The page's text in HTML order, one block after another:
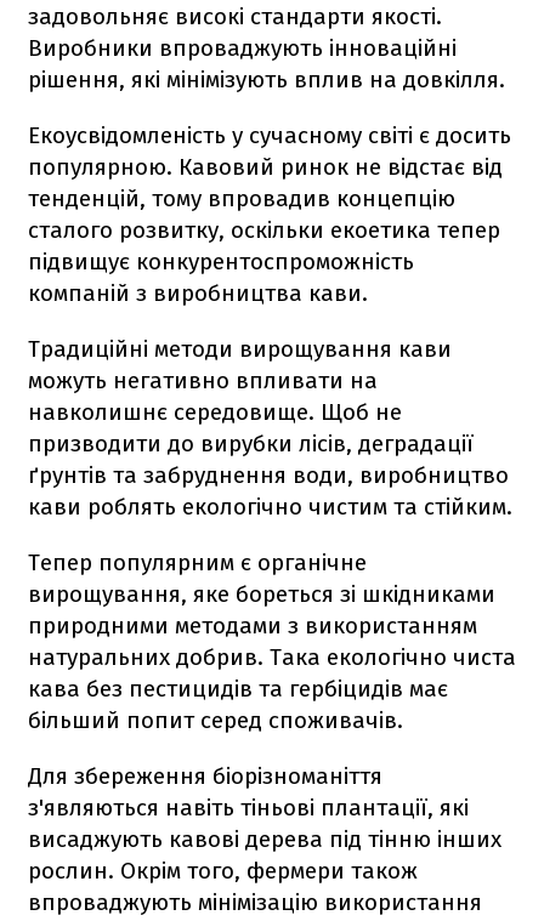
задовольняє високі стандарти якості.
Виробники впроваджують інноваційні
рішення, які мінімізують вплив на довкілля.
Екоусвідомленість у сучасному світі є досить
популярною. Кавовий ринок не відстає від
тенденцій, тому впровадив концепцію
сталого розвитку, оскільки екоетика тепер
підвищує конкурентоспроможність
компаній з виробництва кави.
Традиційні методи вирощування кави
можуть негативно впливати на
навколишнє середовище. Щоб не
призводити до вирубки лісів, деградації
ґрунтів та забруднення води, виробництво
кави роблять екологічно чистим та стійким.
Тепер популярним є органічне
вирощування, яке бореться зі шкідниками
природними методами з використанням
натуральних добрив. Така екологічно чиста
кава без пестицидів та гербіцидів має
більший попит серед споживачів.
Для збереження біорізноманіття
з'являються навіть тіньові плантації, які
висаджують кавові дерева під тінню інших
рослин. Окрім того, фермери також
впроваджують мінімізацію використання